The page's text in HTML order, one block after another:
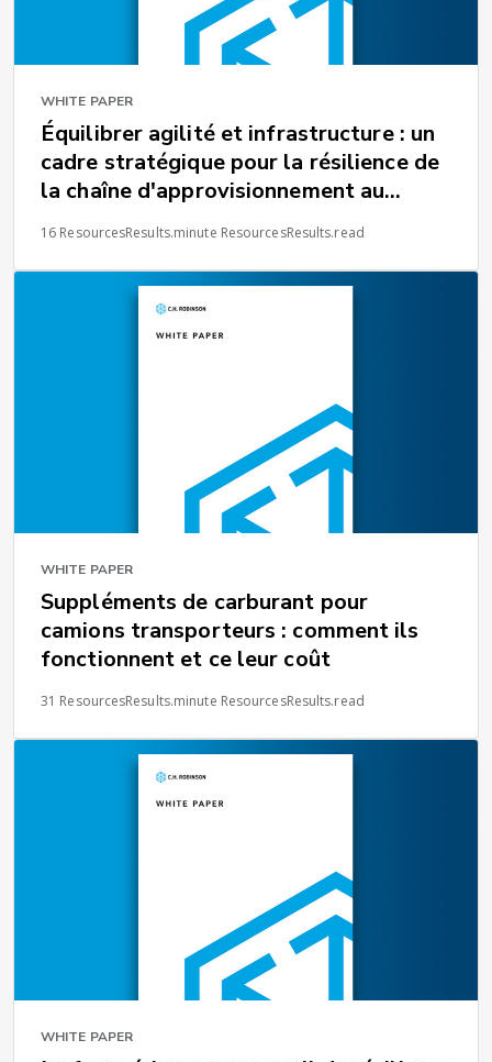
WHITE PAPER
Équilibrer agilité et infrastructure : un
cadre stratégique pour la résilience de
la chaîne d'approvisionnement au
niveau mondial
16 ResourcesResults.minute ResourcesResults.read
WHITE PAPER
Suppléments de carburant pour
camions transporteurs : comment ils
fonctionnent et ce leur coût
31 ResourcesResults.minute ResourcesResults.read
WHITE PAPER